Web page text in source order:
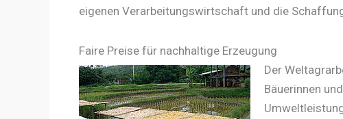
eigenen Verarbeitungswirtschaft und die
Faire Preise für nachhaltige Erzeugung
Der
Bäuerinnen